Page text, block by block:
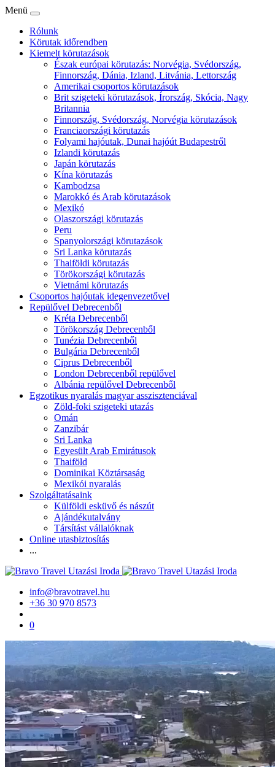
Menü
Rólunk
Körutak időrendben
Kiemelt körutazások
Észak európai körutazás: Norvégia, Svédország,
Finnország, Dánia, Izland, Litvánia, Lettország
Amerikai csoportos körutazások
Brit szigeteki körutazások, Írország, Skócia, Nagy
Britannia
Finnország, Svédország, Norvégia körutazások
Franciaországi körutazás
Folyami hajóutak, Dunai hajóút Budapestről
Izlandi körutazás
Japán körutazás
Kína körutazás
Kambodzsa
Marokkó és Arab körutazások
Mexikó
Olaszországi körutazás
Peru
Spanyolországi körutazások
Sri Lanka körutazás
Thaiföldi körutazás
Törökországi körutazás
Vietnámi körutazás
Csoportos hajóutak idegenvezetővel
Repülővel Debrecenből
Kréta Debrecenből
Törökország Debrecenből
Tunézia Debrecenből
Bulgária Debrecenből
Ciprus Debrecenből
London Debrecenből repülővel
Albánia repülővel Debrecenből
Egzotikus nyaralás magyar asszisztenciával
Zöld-foki szigeteki utazás
Omán
Zanzibár
Sri Lanka
Egyesült Arab Emirátusok
Thaiföld
Dominikai Köztársaság
Mexikói nyaralás
Szolgáltatásaink
Külföldi esküvő és nászút
Ajándékutalvány
Társítást vállalóknak
Online utasbiztosítás
...
info@bravotravel.hu
+36 30 970 8573
0